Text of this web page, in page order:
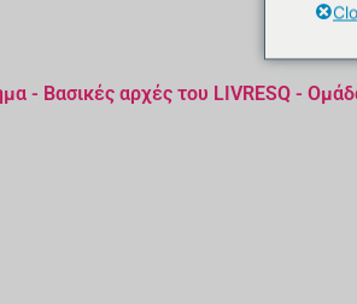
- Βασικές αρχές του LIVRESQ -